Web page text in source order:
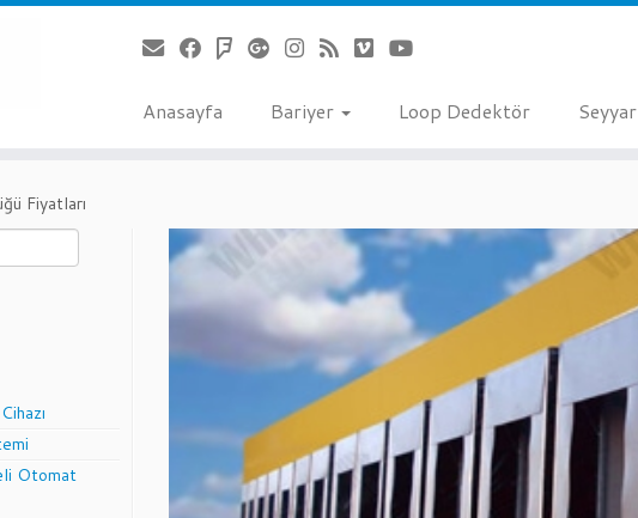
Anasayfa Bariyer Loop Dedektör
Fiyatları
Otomat